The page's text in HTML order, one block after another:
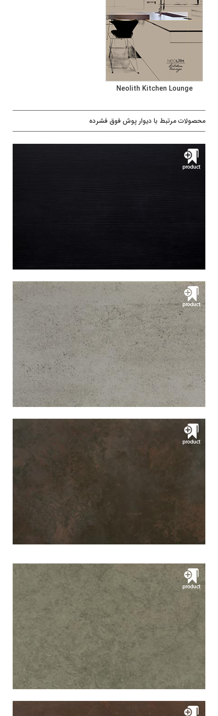
Neolith Kitchen Lounge
محصولات مرتبط با دیوار پوش فوق فشرده